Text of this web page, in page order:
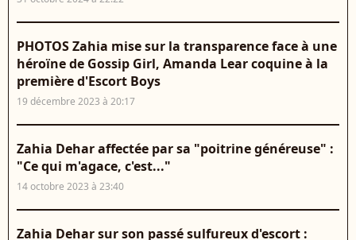
PHOTOS Zahia mise sur la transparence face à une
héroïne de Gossip Girl, Amanda Lear coquine à la
première d'Escort Boys
19 décembre 2023 à 20:17
Zahia Dehar affectée par sa "poitrine généreuse" :
"Ce qui m'agace, c'est..."
14 octobre 2023 à 23:40
Zahia Dehar sur son passé sulfureux d'escort :